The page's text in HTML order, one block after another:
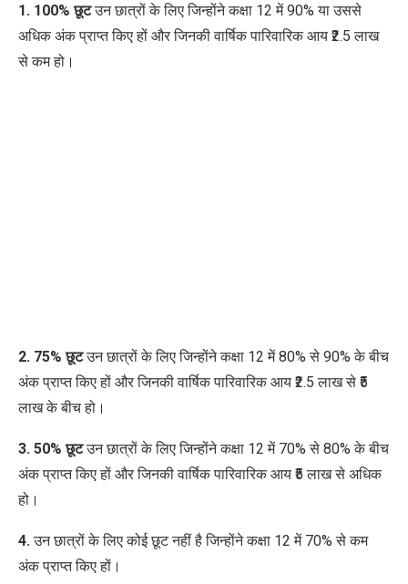
1. 100% छूटउन छात्रों के लिए जिन्होंने कक्षा 12 में 90% या उससे
अधिक अंक प्राप्त किए हों और जिनकी वार्षिक पारिवारिक आय ₹2.5 लाख
से कम हो।
2. 75% छूटउन छात्रों के लिए जिन्होंने कक्षा 12 में 80% से 90% के बीच
अंक प्राप्त किए हों और जिनकी वार्षिक पारिवारिक आय ₹2.5 लाख से ₹5
लाख के बीच हो।
3. 50% छूटउन छात्रों के लिए जिन्होंने कक्षा 12 में 70% से 80% के बीच
अंक प्राप्त किए हों और जिनकी वार्षिक पारिवारिक आय ₹5 लाख से अधिक
हो।
4.उन छात्रों के लिए कोई छूट नहींहैजिन्होंने कक्षा 12 में 70% से कम
अंक प्राप्त किए हों।